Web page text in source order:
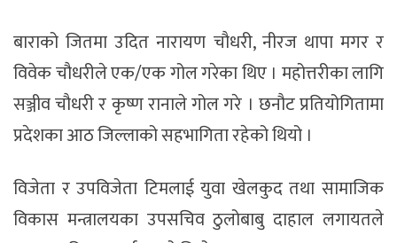
बाराको जितमा उदित नारायण चौधरी, नीरज थापा मगर र
विवेक चौधरीले एक/एक गोल गरेका थिए । महोत्तरीका लागि
सञ्जीव चौधरी र कृष्ण रानाले गोल गरे । छनौट प्रतियोगितामा
प्रदेशका आठ जिल्लाको सहभागिता रहेको थियो ।
विजेता र उपविजेता टिमलाई युवा खेलकुद तथा सामाजिक
विकास मन्त्रालयका उपसचिव ठुलोबाबु दाहाल लगायतले